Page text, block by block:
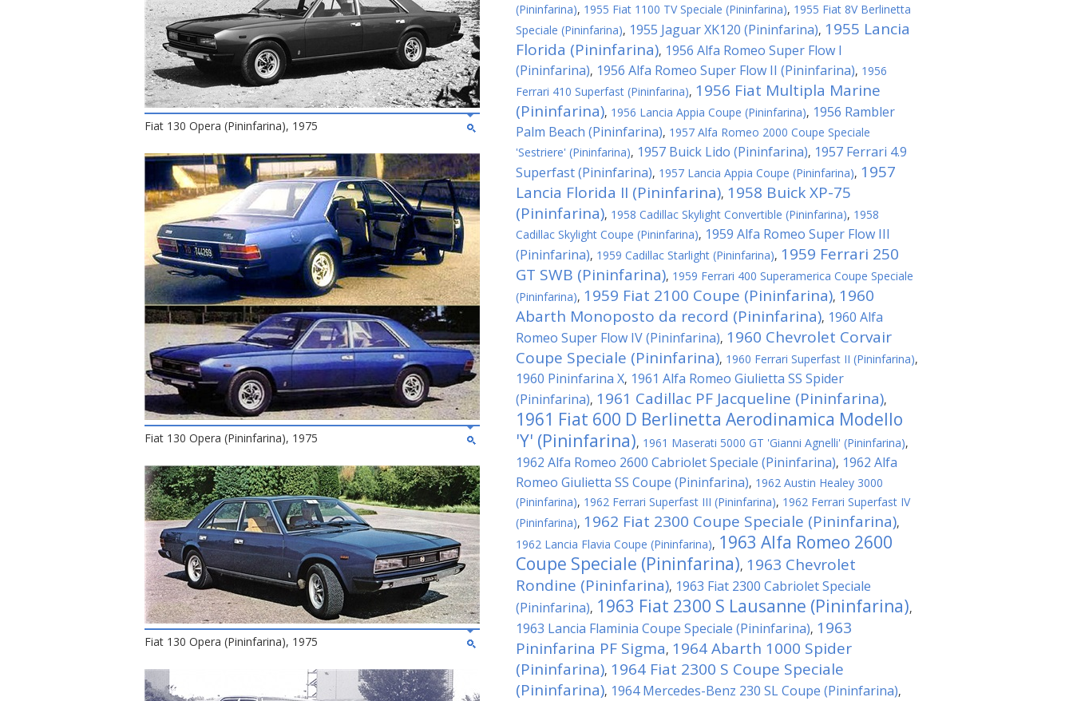
Fiat 130 Opera (Pininfarina), 1975
Fiat 130 Opera (Pininfarina), 1975
Fiat 130 Opera (Pininfarina), 1975
(Pininfarina), 1955 Fiat 1100 TV Speciale (Pininfarina), 1955 Fiat 8V Berlinetta
Speciale (Pininfarina), 1955 Jaguar XK120 (Pininfarina), 1955 Lancia
Florida (Pininfarina), 1956 Alfa Romeo Super Flow I
(Pininfarina), 1956 Alfa Romeo Super Flow II (Pininfarina), 1956
Ferrari 410 Superfast (Pininfarina), 1956 Fiat Multipla Marine
(Pininfarina), 1956 Lancia Appia Coupe (Pininfarina), 1956 Rambler
Palm Beach (Pininfarina), 1957 Alfa Romeo 2000 Coupe Speciale
'Sestriere' (Pininfarina), 1957 Buick Lido (Pininfarina), 1957 Ferrari 4.9
Superfast (Pininfarina), 1957 Lancia Appia Coupe (Pininfarina), 1957
Lancia Florida II (Pininfarina), 1958 Buick XP-75
(Pininfarina), 1958 Cadillac Skylight Convertible (Pininfarina), 1958
Cadillac Skylight Coupe (Pininfarina), 1959 Alfa Romeo Super Flow III
(Pininfarina), 1959 Cadillac Starlight (Pininfarina), 1959 Ferrari 250
GT SWB (Pininfarina), 1959 Ferrari 400 Superamerica Coupe Speciale
(Pininfarina), 1959 Fiat 2100 Coupe (Pininfarina), 1960
Abarth Monoposto da record (Pininfarina), 1960 Alfa
Romeo Super Flow IV (Pininfarina), 1960 Chevrolet Corvair
Coupe Speciale (Pininfarina), 1960 Ferrari Superfast II (Pininfarina),
1960 Pininfarina X, 1961 Alfa Romeo Giulietta SS Spider
(Pininfarina), 1961 Cadillac PF Jacqueline (Pininfarina),
1961 Fiat 600 D Berlinetta Aerodinamica Modello
'Y' (Pininfarina), 1961 Maserati 5000 GT 'Gianni Agnelli' (Pininfarina),
1962 Alfa Romeo 2600 Cabriolet Speciale (Pininfarina), 1962 Alfa
Romeo Giulietta SS Coupe (Pininfarina), 1962 Austin Healey 3000
(Pininfarina), 1962 Ferrari Superfast III (Pininfarina), 1962 Ferrari Superfast IV
(Pininfarina), 1962 Fiat 2300 Coupe Speciale (Pininfarina),
1962 Lancia Flavia Coupe (Pininfarina), 1963 Alfa Romeo 2600
Coupe Speciale (Pininfarina), 1963 Chevrolet
Rondine (Pininfarina), 1963 Fiat 2300 Cabriolet Speciale
(Pininfarina), 1963 Fiat 2300 S Lausanne (Pininfarina),
1963 Lancia Flaminia Coupe Speciale (Pininfarina), 1963
Pininfarina PF Sigma, 1964 Abarth 1000 Spider
(Pininfarina), 1964 Fiat 2300 S Coupe Speciale
(Pininfarina), 1964 Mercedes-Benz 230 SL Coupe (Pininfarina),